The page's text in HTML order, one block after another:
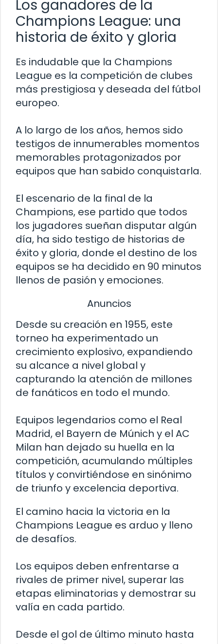
Los ganadores de la
Champions League: una
historia de éxito y gloria
Es indudable que la Champions
League es la competición de clubes
más prestigiosa y deseada del fútbol
europeo.
A lo largo de los años, hemos sido
testigos de innumerables momentos
memorables protagonizados por
equipos que han sabido conquistarla.
El escenario de la final de la
Champions, ese partido que todos
los jugadores sueñan disputar algún
día, ha sido testigo de historias de
éxito y gloria, donde el destino de los
equipos se ha decidido en 90 minutos
llenos de pasión y emociones.
Anuncios
Desde su creación en 1955, este
torneo ha experimentado un
crecimiento explosivo, expandiendo
su alcance a nivel global y
capturando la atención de millones
de fanáticos en todo el mundo.
Equipos legendarios como el Real
Madrid, el Bayern de Múnich y el AC
Milan han dejado su huella en la
competición, acumulando múltiples
títulos y convirtiéndose en sinónimo
de triunfo y excelencia deportiva.
El camino hacia la victoria en la
Champions League es arduo y lleno
de desafíos.
Los equipos deben enfrentarse a
rivales de primer nivel, superar las
etapas eliminatorias y demostrar su
valía en cada partido.
Desde el gol de último minuto hasta